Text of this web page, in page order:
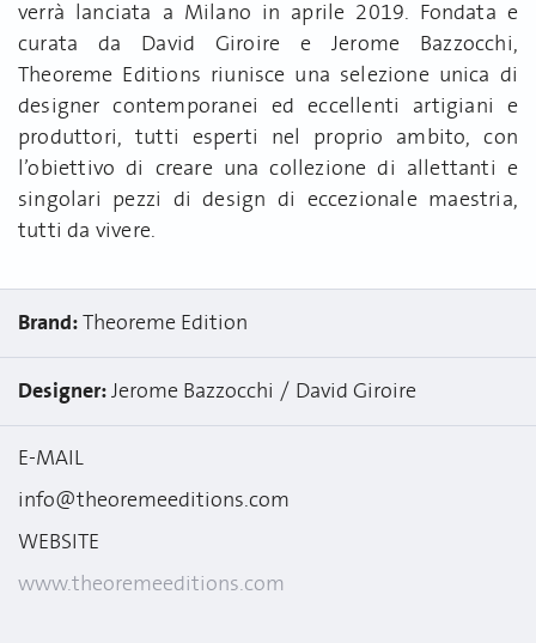
verrà lanciata a Milano in aprile 2019. Fondata e
curata da David Giroire e Jerome Bazzocchi,
Theoreme Editions riunisce una selezione unica di
designer contemporanei ed eccellenti artigiani e
produttori, tutti esperti nel proprio ambito, con
l’obiettivo di creare una collezione di allettanti e
singolari pezzi di design di eccezionale maestria,
tutti da vivere.
Brand: Theoreme Edition
Designer: Jerome Bazzocchi David Giroire
E-MAIL
info@theoremeeditions.com
WEBSITE
www.theoremeeditions.com